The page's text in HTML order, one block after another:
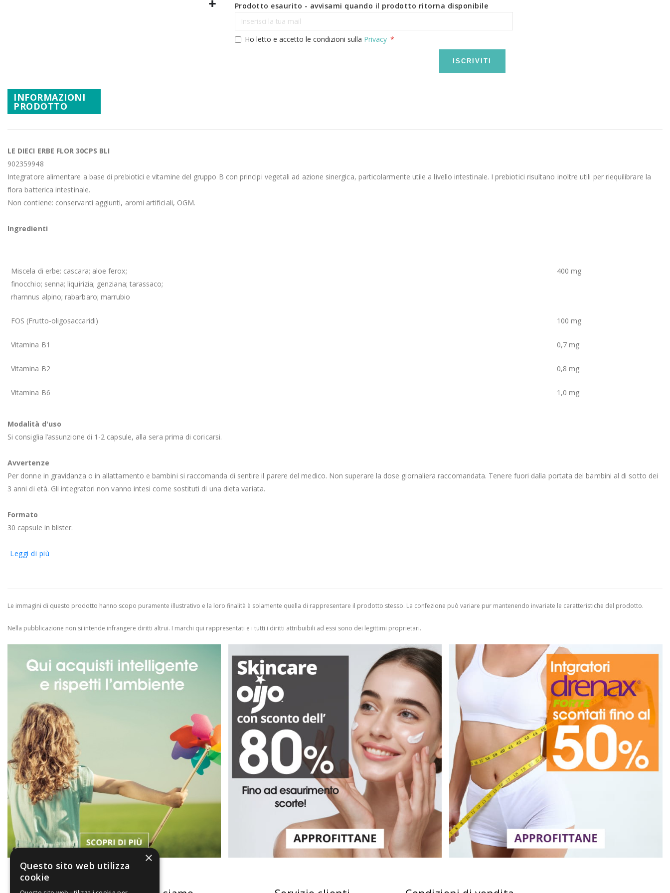
Prodotto esaurito - avvisami quando il prodotto ritorna disponibile
Ho letto e accetto le condizioni sulla Privacy
ISCRIVITI
INFORMAZIONI
PRODOTTO
LE DIECI ERBE FLOR 30CPS BLI
902359948
Integratore alimentare a base di prebiotici e vitamine del gruppo B con principi vegetali ad azione sinergica, particolarmente utile a livello intestinale. I prebiotici risultano inoltre utili per riequilibrare la
flora batterica intestinale.
Non contiene: conservanti aggiunti, aromi artificiali, OGM.
Ingredienti
Miscela di erbe: cascara; aloe ferox;
finocchio; senna; liquirizia; genziana; tarassaco;
rhamnus alpino; rabarbaro; marrubio
400 mg
FOS (Frutto-oligosaccaridi) 100 mg
Vitamina B1 0,7 mg
Vitamina B2 0,8 mg
Vitamina B6 1,0 mg
Modalità d'uso
Si consiglia l’assunzione di 1-2 capsule, alla sera prima di coricarsi.
Avvertenze
Per donne in gravidanza o in allattamento e bambini si raccomanda di sentire il parere del medico. Non superare la dose giornaliera raccomandata. Tenere fuori dalla portata dei bambini al di sotto dei
3 anni di età. Gli integratori non vanno intesi come sostituti di una dieta variata.
Formato
30 capsule in blister.
Leggi di più
Le immagini di questo prodotto hanno scopo puramente illustrativo e la loro finalità è solamente quella di rappresentare il prodotto stesso. La confezione può variare pur mantenendo invariate le caratteristiche del prodotto.
Nella pubblicazione non si intende infrangere diritti altrui. I marchi qui rappresentati e i tutti i diritti attribuibili ad essi sono dei legittimi proprietari.
×
Questo sito web utilizza
cookie